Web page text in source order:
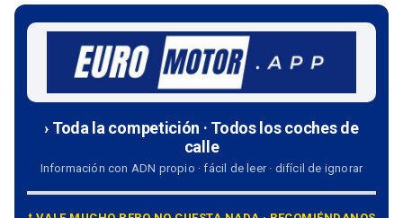
› Toda la competición · Todos los coches de
calle
Información con ADN propio · fácil de leer · difícil de ignorar